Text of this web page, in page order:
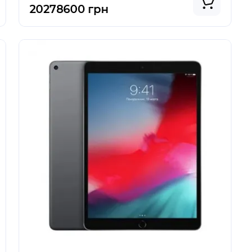
20278600 грн